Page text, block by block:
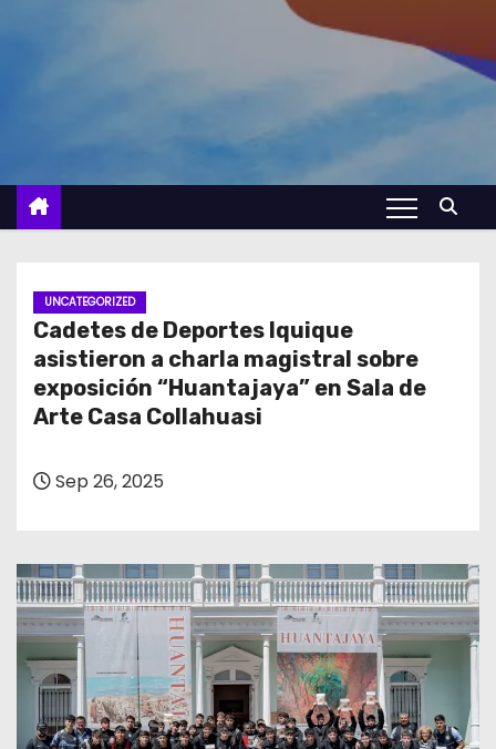
UNCATEGORIZED
Cadetes de Deportes Iquique
asistieron a charla magistral sobre
exposición “Huantajaya” en Sala de
Arte Casa Collahuasi
Sep 26, 2025